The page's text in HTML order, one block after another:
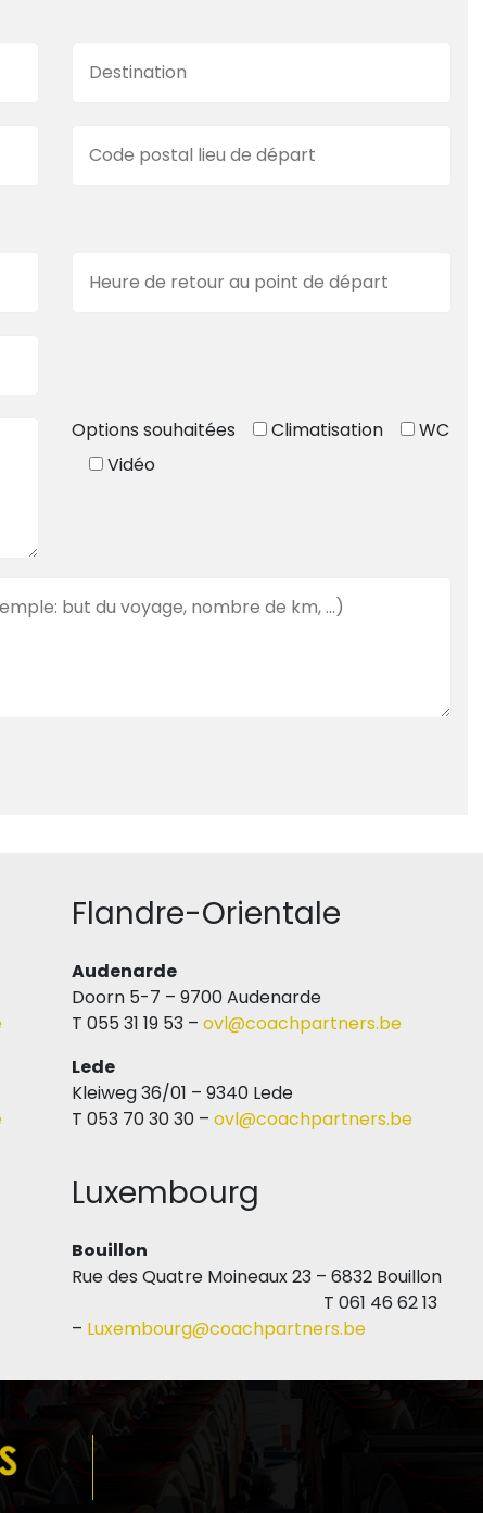
Options souhaitées Climatisation
WC
Vidéo
Flandre-Orientale
Audenarde
Doorn 5-7 – 9700 Audenarde
T 055 31 19 53 – ovl@coachpartners.be
Lede
Kleiweg 36/01 – 9340 Lede
T 053 70 30 30 – ovl@coachpartners.be
Luxembourg
Bouillon
Rue des Quatre Moineaux 23 – 6832 Bouillon
T 061 46 62 13
– Luxembourg@coachpartners.be